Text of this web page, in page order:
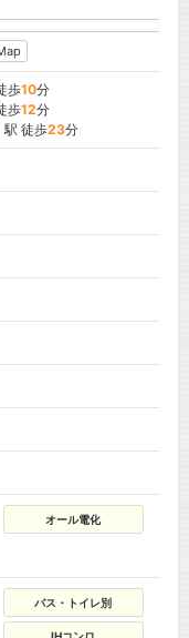
歩10分
歩12分
駅 徒歩23分
オール電化
バス・トイレ別